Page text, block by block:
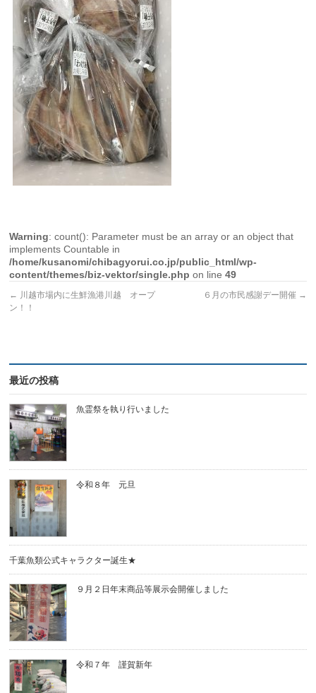
Warning: count(): Parameter must be an array or an object that
implements Countable in
/home/kusanomi/chibagyorui.co.jp/public_html/wp-
content/themes/biz-vektor/single.php on line49
← 川越市場内に生鮮漁港川越 オープ
ン！！
６月の市民感謝デー開催 →
最近の投稿
魚霊祭を執り行いました
令和８年 元旦
千葉魚類公式キャラクター誕生★
９月２日年末商品等展示会開催しました
令和７年 謹賀新年